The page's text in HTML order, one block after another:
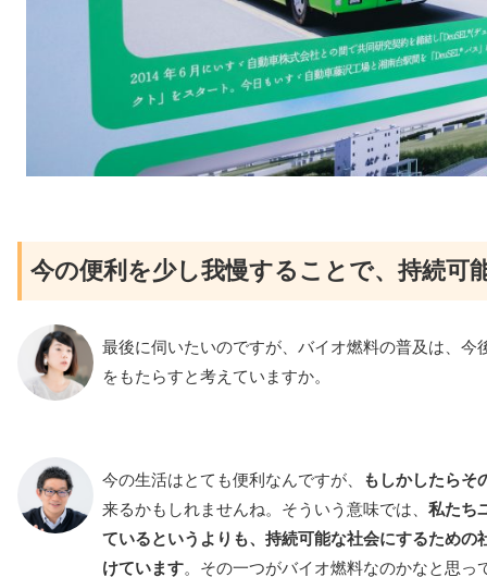
今の便利を少し我慢することで、持続可
最後に伺いたいのですが、バイオ燃料の普及は、今
をもたらすと考えていますか。
今の生活はとても便利なんですが、
もしかしたらそ
来るかもしれませんね。そういう意味では、 私たち
ているというよりも、持続可能な社会にするための
けています。その一つがバイオ燃料なのかなと思っ